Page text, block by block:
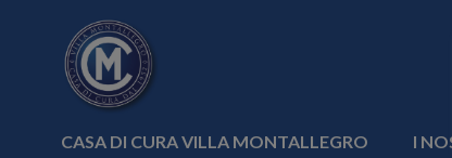
CASA DI CURA VILLA MONTALLEGRO I